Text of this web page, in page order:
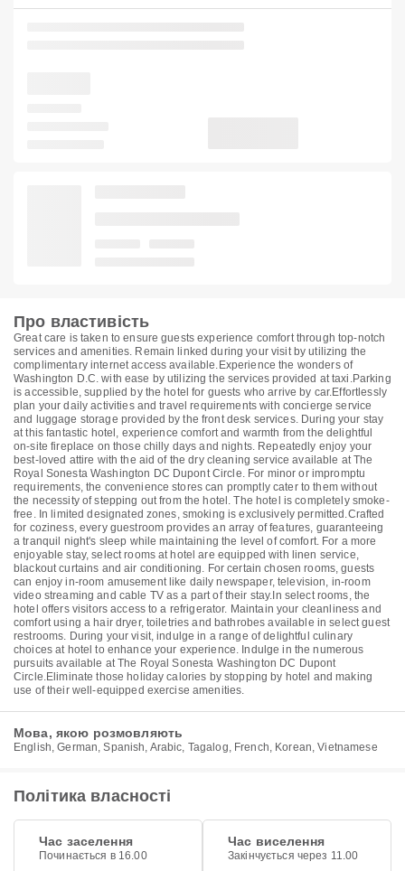
Про властивість
Great care is taken to ensure guests experience comfort through top-notch
services and amenities. Remain linked during your visit by utilizing the
complimentary internet access available.Experience the wonders of
Washington D.C. with ease by utilizing the services provided at taxi.Parking
is accessible, supplied by the hotel for guests who arrive by car.Effortlessly
plan your daily activities and travel requirements with concierge service
and luggage storage provided by the front desk services. During your stay
at this fantastic hotel, experience comfort and warmth from the delightful
on-site fireplace on those chilly days and nights. Repeatedly enjoy your
best-loved attire with the aid of the dry cleaning service available at The
Royal Sonesta Washington DC Dupont Circle. For minor or impromptu
requirements, the convenience stores can promptly cater to them without
the necessity of stepping out from the hotel. The hotel is completely smoke-
free. In limited designated zones, smoking is exclusively permitted.Crafted
for coziness, every guestroom provides an array of features, guaranteeing
a tranquil night's sleep while maintaining the level of comfort. For a more
enjoyable stay, select rooms at hotel are equipped with linen service,
blackout curtains and air conditioning. For certain chosen rooms, guests
can enjoy in-room amusement like daily newspaper, television, in-room
video streaming and cable TV as a part of their stay.In select rooms, the
hotel offers visitors access to a refrigerator. Maintain your cleanliness and
comfort using a hair dryer, toiletries and bathrobes available in select guest
restrooms. During your visit, indulge in a range of delightful culinary
choices at hotel to enhance your experience. Indulge in the numerous
pursuits available at The Royal Sonesta Washington DC Dupont
Circle.Eliminate those holiday calories by stopping by hotel and making
use of their well-equipped exercise amenities.
Мова, якою розмовляють
English, German, Spanish, Arabic, Tagalog, French, Korean, Vietnamese
Політика власності
Час заселення
Починається в 16.00
Час виселення
Закінчується через 11.00